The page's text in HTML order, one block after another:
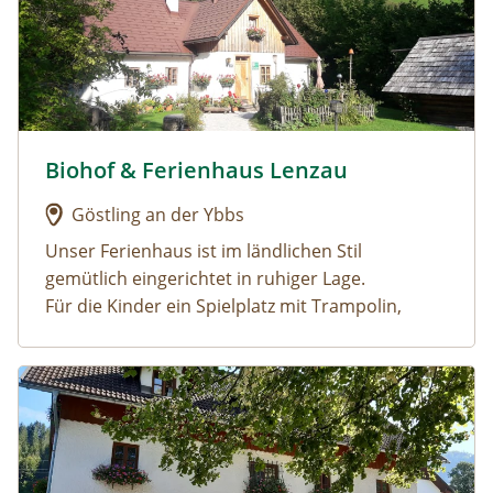
Urlaub am Bauernhof: Biohof & Ferienhaus Lenzau
Biohof & Ferienhaus Lenzau
Göstling an der Ybbs
Unser Ferienhaus ist im ländlichen Stil
gemütlich eingerichtet in ruhiger Lage.
Für die Kinder ein Spielplatz mit Trampolin,
Schwebebalken, Reck, 2 Go-Kard......
In Göstling, imYbbstaler Solebadausspannen,
in der großzügigen Saunaanlage relaxen, oder
im Freien schwimmen
Wandern in denGöstlinger Alpendurch viele
Urlaub am Bauernhof: Oberrehau